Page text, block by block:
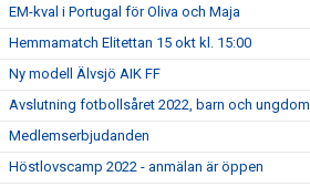
EM-kval i Portugal för Oliva och Maja
Hemmamatch Elitettan 15 okt kl. 15:00
Ny modell Älvsjö AIK FF
Avslutning fotbollsåret 2022, barn och ungdom
Medlemserbjudanden
Höstlovscamp 2022 - anmälan är öppen